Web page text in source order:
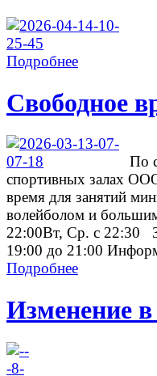
Подробнее
Свободное
По
спортивных залах
время для занятий
волейболом и
22:00Вт, Ср. с 22:30
19:00 до 21:00
Подробнее
Изменение